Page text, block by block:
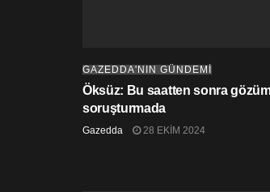
GAZEDDA'NIN GÜNDEMİ
Öksüz: Bu saatten sonra
soruşturmada
Gazedda 28 EKIM 2024